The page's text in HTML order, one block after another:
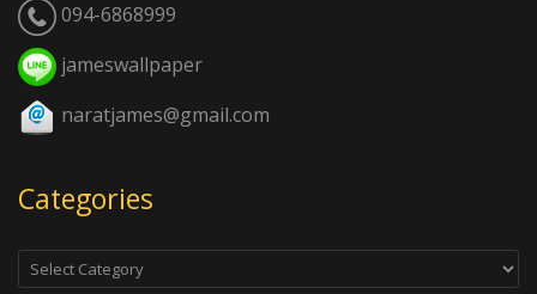
094-6868999
jameswallpaper
naratjames@gmail.com
Categories
Categories